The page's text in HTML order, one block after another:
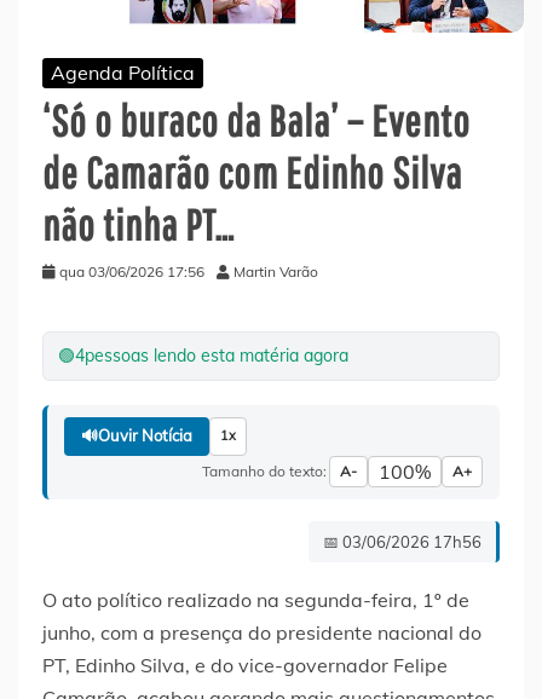
Agenda Política
‘Só o buraco da Bala’ – Evento
de Camarão com Edinho Silva
não tinha PT…
qua 03/06/2026 17:56 Martin Varão
🟢4pessoas lendo esta matéria agora
🔊Ouvir Notícia 1x
Tamanho do texto: A- 100% A+
📅 03/06/2026 17h56
O ato político realizado na segunda-feira, 1º de
junho, com a presença do presidente nacional do
PT, Edinho Silva, e do vice-governador Felipe